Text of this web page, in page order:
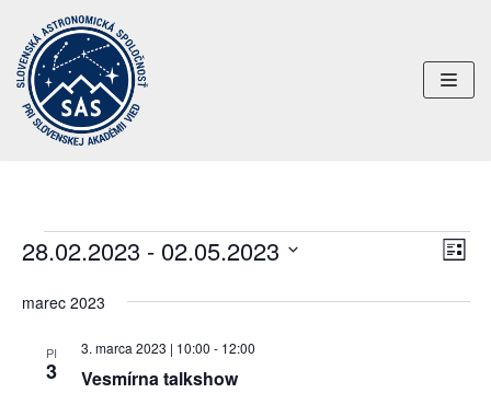
Preskočiť
na
obsah
28.02.2023 - 02.05.2023
dátum.
marec 2023
PI
3 Vesmírna talkshow
3. marca 2023 | 10:00 - 12:00